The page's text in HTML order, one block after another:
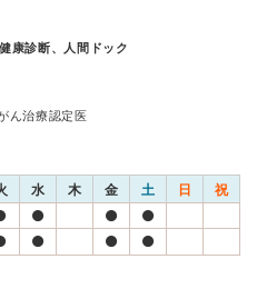
康診断、人間ドック
ん治療認定医
水 木 金 土 日 祝